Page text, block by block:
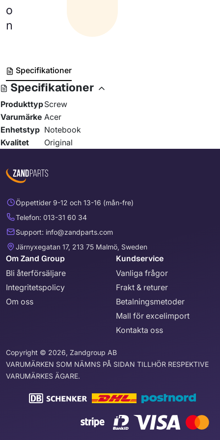
o
n
Specifikationer
Specifikationer
ProdukttypScrew
Varumärke Acer
Enhetstyp Notebook
Kvalitet
Original
Öppettider 9-12 och 13-16 (mån-fre)
Telefon: 013-31 60 34
Support: info@zandparts.com
Järnyxegatan 17, 213 75 Malmö, Sweden
Om Zand Group
Bli återförsäljare
Integritetspolicy
Om oss
Kundservice
Vanliga frågor
Frakt & returer
Betalningsmetoder
Mall för excelimport
Kontakta oss
Copyright © 2026, Zandgroup AB
VARUMÄRKEN SOM NÄMNS PÅ SIDAN TILLHÖR RESPEKTIVE
VARUMÄRKES ÄGARE.